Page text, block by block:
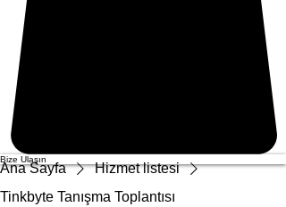
Bize Ulaşın
Ana Sayfa
Hizmet listesi
Tinkbyte Tanışma Toplantısı